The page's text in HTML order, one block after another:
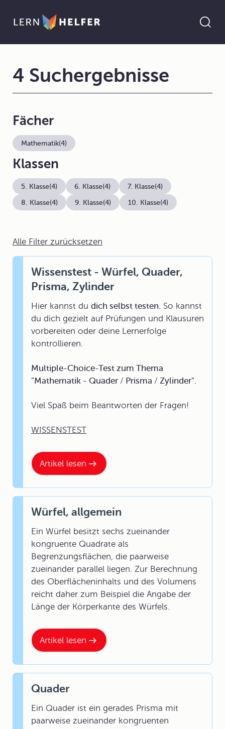
Alle Filter zurücksetzen
Artikel lesen
Wissenstest - Würfel, Quader,
Prisma, Zylinder
Hier kannst du dich selbst testen. So kannst
du dich gezielt auf Prüfungen und Klausuren
vorbereiten oder deine Lernerfolge
kontrollieren.
Multiple-Choice-Test zum Thema
"Mathematik - Quader / Prisma / Zylinder".
Viel Spaß beim Beantworten der Fragen!
WISSENSTEST
Artikel lesen
Würfel, allgemein
Ein Würfel besitzt sechs zueinander
kongruente Quadrate als
Begrenzungsflächen, die paarweise
zueinander parallel liegen. Zur Berechnung
des Oberflächeninhalts und des Volumens
reicht daher zum Beispiel die Angabe der
Länge der Körperkante des Würfels.
Quader
Ein Quader ist ein gerades Prisma mit
paarweise zueinander kongruenten
4 Suchergebnisse
Fächer
Mathematik(4)
Klassen
5. Klasse(4) 6. Klasse(4) 7. Klasse(4)
8. Klasse(4) 9. Klasse(4) 10. Klasse(4)